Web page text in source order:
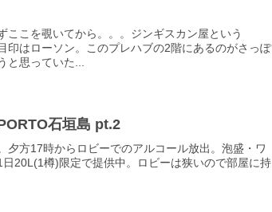
こを覗いてから。。。ジンギスカン屋という
はローソン。このプレハブの2階にあるのがさっぽ
と思っていた...
石垣島 pt.2
夕方17時からロビーでのアルコール放出。泡盛・ワ
20L(1樽)限定で提供中。ロビーは狭いので部屋に持